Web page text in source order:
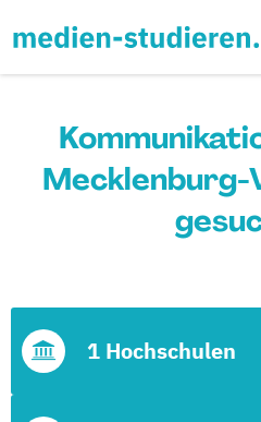
Mecklenburg-
1 Hochschulen